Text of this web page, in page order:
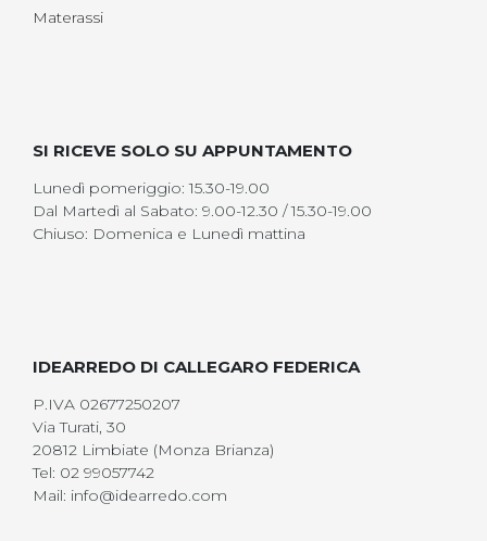
Materassi
SI RICEVE SOLO SU APPUNTAMENTO
Lunedì pomeriggio: 15.30-19.00
Dal Martedì al Sabato: 9.00-12.30 / 15.30-19.00
Chiuso: Domenica e Lunedì mattina
IDEARREDO DI CALLEGARO FEDERICA
P.IVA 02677250207
Via Turati, 30
20812 Limbiate (Monza Brianza)
Tel: 02 99057742
Mail: info@idearredo.com